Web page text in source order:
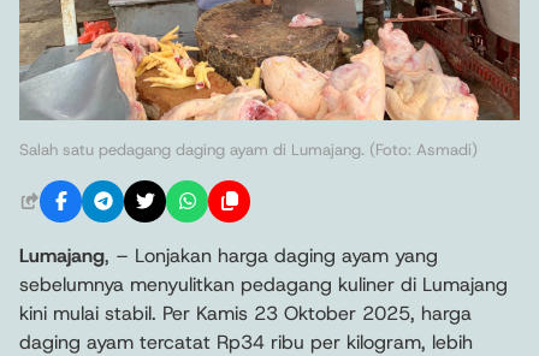
Salah satu pedagang daging ayam di Lumajang. (Foto: Asmadi)
Lumajang, – Lonjakan harga daging ayam yang
sebelumnya menyulitkan pedagang kuliner di Lumajang
kini mulai stabil. Per Kamis 23 Oktober 2025, harga
daging ayam tercatat Rp34 ribu per kilogram, lebih